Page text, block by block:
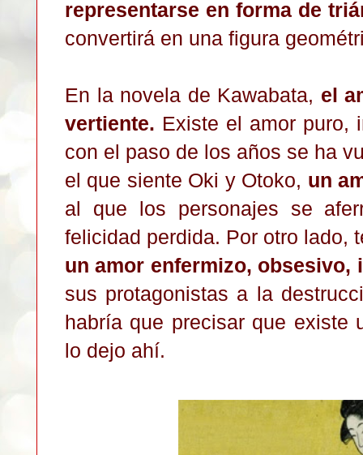
representarse en forma de
convertirá en una figura
En la novela de Kawabata, el
vertiente. Existe el amor puro,
con el paso de los años se ha
el que siente Oki y Otoko, un
al que los personajes se
felicidad perdida. Por otro lado,
un amor enfermizo, obsesivo,
sus protagonistas a la
habría que precisar que existe
lo dejo ahí.